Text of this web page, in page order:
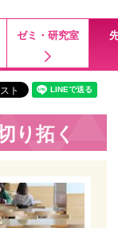
ゼミ・研究室
り拓く